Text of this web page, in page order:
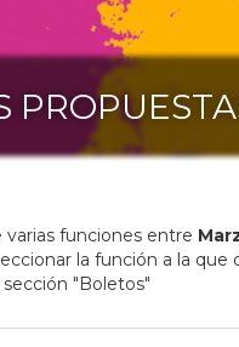
funciones entre
la función a la que
"Boletos"